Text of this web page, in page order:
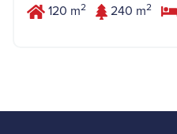
120 m2 240 m2